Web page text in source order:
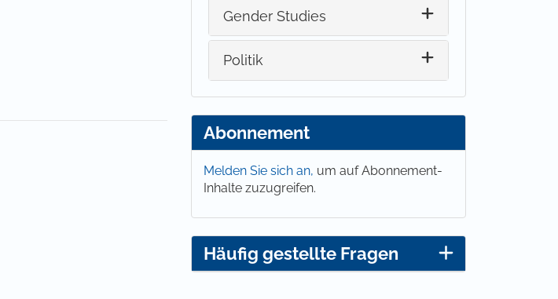
Gender Studies
Politik
Abonnement
Melden Sie sich an, um auf Abonnement-
Inhalte zuzugreifen.
Häufig gestellte Fragen